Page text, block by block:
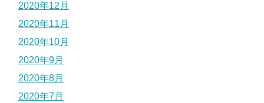
2020年12月
2020年11月
2020年10月
2020年9月
2020年8月
2020年7月